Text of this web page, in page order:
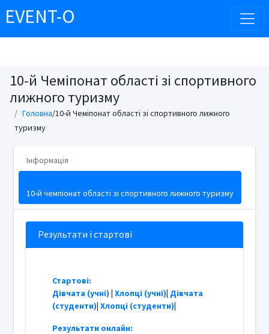
EVENT-O
10-й Чеміпонат області зі спортивного
лижного туризму
Головна/10-й Чеміпонат області зі спортивного лижного
туризму
Інформація
10-й чемпіонат області зі спортивного лижного туризму
Результати і стартові
Стартові:
Дівчата (учні) | Хлопці (учні)| Дівчата
(студенти)| Хлопці (студенти)|
Результати онлайн: